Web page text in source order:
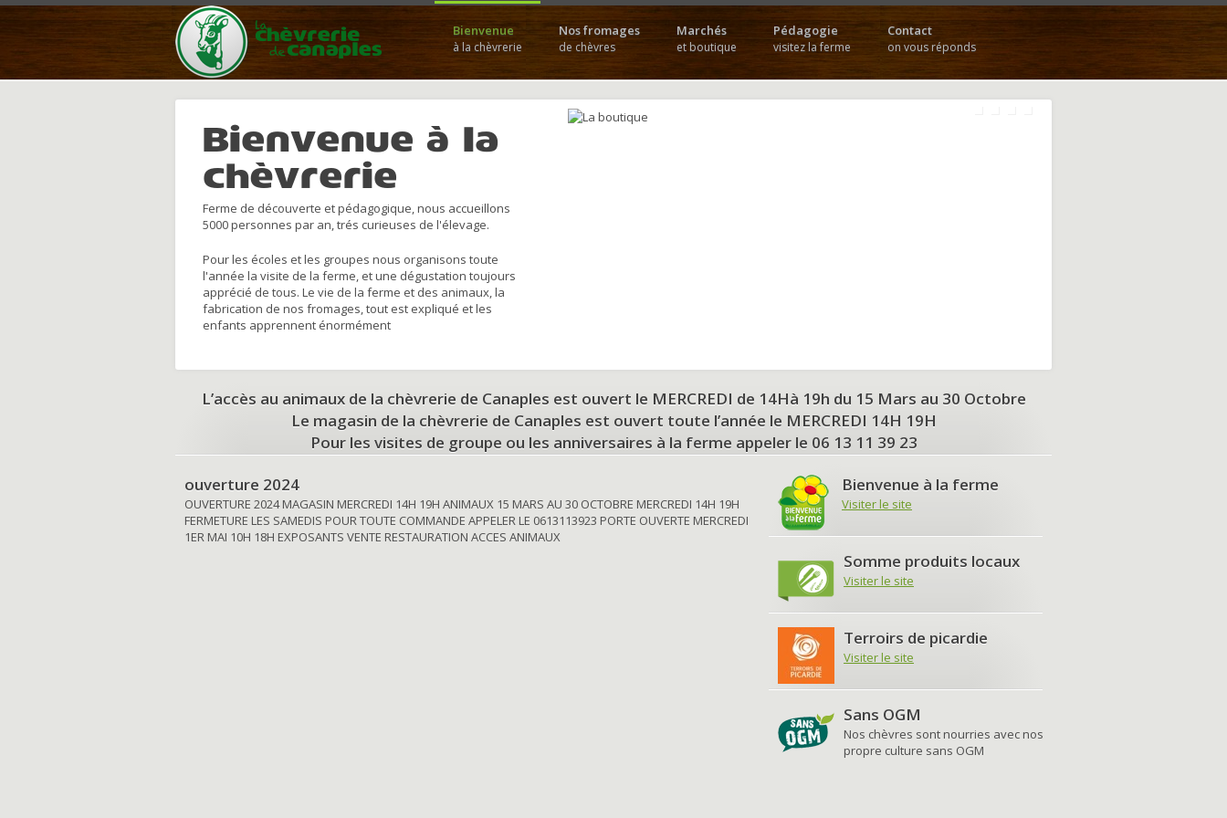
Bienvenue
à la chèvrerie
Nos fromages
de chèvres
Marchés
et boutique
Pédagogie
visitez la ferme
Contact
on vous réponds
Bienvenue à la
chèvrerie
Ferme de découverte et pédagogique, nous accueillons
5000 personnes par an, trés curieuses de l'élevage.
Pour les écoles et les groupes nous organisons toute
l'année la visite de la ferme, et une dégustation toujours
apprécié de tous. Le vie de la ferme et des animaux, la
fabrication de nos fromages, tout est expliqué et les
enfants apprennent énormément
L’accès au animaux de la chèvrerie de Canaples est ouvert le MERCREDI de 14Hà 19h du 15 Mars au 30 Octobre
Le magasin de la chèvrerie de Canaples est ouvert toute l’année le MERCREDI 14H 19H
Pour les visites de groupe ou les anniversaires à la ferme appeler le 06 13 11 39 23
ouverture 2024
OUVERTURE 2024 MAGASIN MERCREDI 14H 19H ANIMAUX 15 MARS AU 30 OCTOBRE MERCREDI 14H 19H
FERMETURE LES SAMEDIS POUR TOUTE COMMANDE APPELER LE 0613113923 PORTE OUVERTE MERCREDI
1ER MAI 10H 18H EXPOSANTS VENTE RESTAURATION ACCES ANIMAUX
Bienvenue à la ferme
Visiter le site
Somme produits locaux
Visiter le site
Terroirs de picardie
Visiter le site
Sans OGM
Nos chèvres sont nourries avec nos
propre culture sans OGM